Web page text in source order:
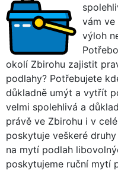
vám
výloh
okolí Zbirohu zajistit
podlahy? Potřebujete
důkladně umýt a vytřít
velmi spolehlivá a
právě ve Zbirohu i v
poskytuje veškeré
na mytí podlah
poskytujeme ruční mytí